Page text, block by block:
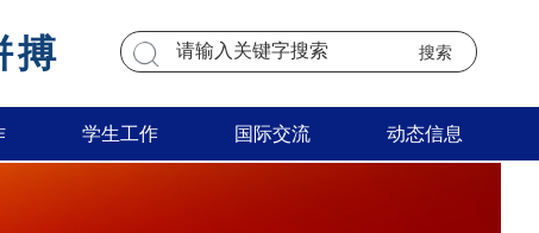
搏
学生工作 国际交流 动态信息